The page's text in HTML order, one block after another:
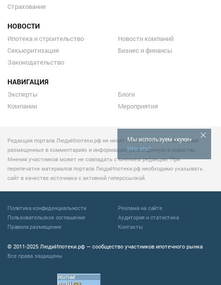
Мы используем «куки»
Что это?
Страхование
НОВОСТИ
Ипотека и строительство
Секьюритизация
Законодательство
Новости компаний
Бизнес и финансы
НАВИГАЦИЯ
Эксперты
Компании
Блоги
Мероприятия
Редакция портала ЛюдиИпотеки.рф не несет ответственности за мнения
размещенные в комментариях и информацию, размещенную в новостях.
Мнения участников может не совпадать с мнением редакции. При
перепечатке материалов портала ЛюдиИпотеки.рф необходимо указывать
сайт в качестве источника с активной гиперссылкой.
© 2011-2025 ЛюдиИпотеки.рф — сообщество участников ипотечного рынка
Все права защищены
Политика конфиденциальности
Пользовательское соглашение
Правила размещения
Реклама на сайте
Аудитория и статистика
Контакты